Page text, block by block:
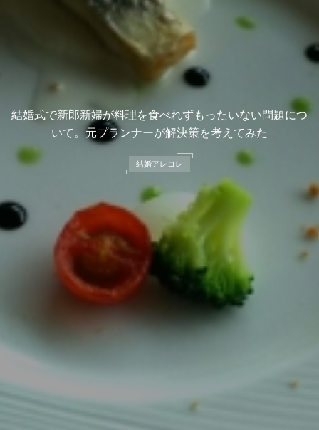
結婚式で新郎新婦が料理を食べれずもったいない問題につ
いて。元プランナーが解決策を考えてみた
結婚アレコレ